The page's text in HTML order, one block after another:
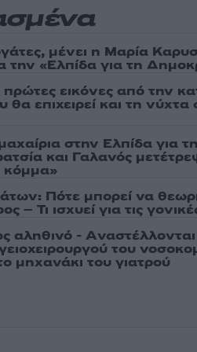
μένει η Μαρία
την «Ελπίδα για τη
εικόνες από την
επιχειρεί και τη
στην Ελπίδα για
και Γαλανός
κόμμα»
Πότε μπορεί να
– Τι ισχυεί για τις
αληθινό - Aναστέλλονται
του
μηχανάκι του γιατρού